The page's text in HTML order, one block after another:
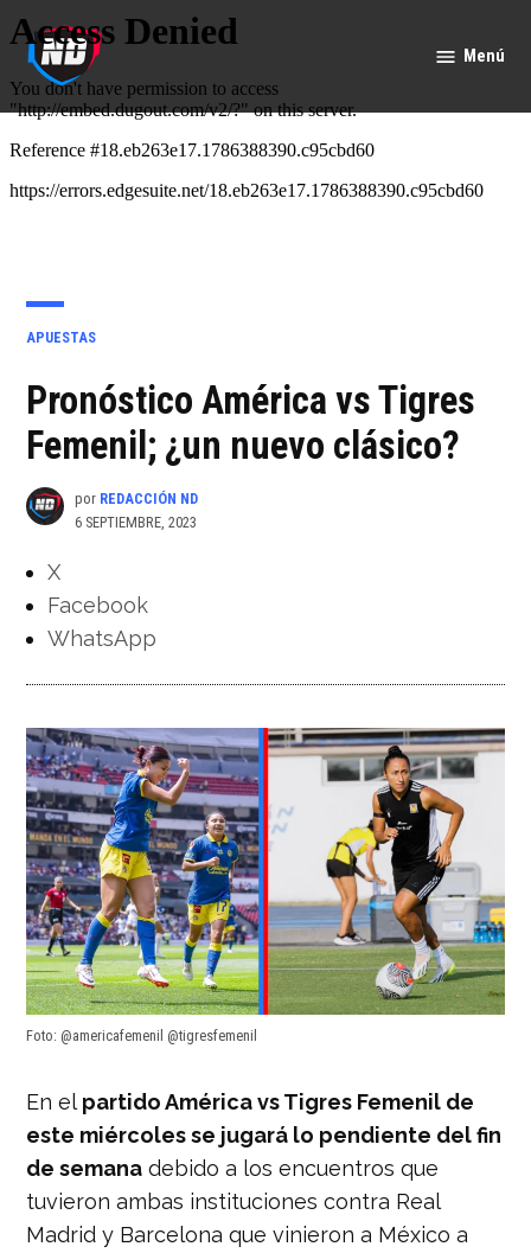
Saltar
al
contenido
Deportes
Menú
PUBLICADO
APUESTAS
Pronóstico América vs Tigres
Femenil; ¿un nuevo clásico?
por REDACCIÓN ND
6 SEPTIEMBRE, 2023
X
Facebook
WhatsApp
Foto: @americafemenil @tigresfemenil
En el partido América vs Tigres Femenil de
este miércoles se jugará lo pendiente del fin
de semana debido a los encuentros que
tuvieron ambas instituciones contra Real
Madrid y Barcelona que vinieron a México a